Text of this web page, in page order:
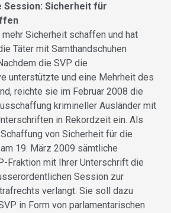
Sicherheit für
Sicherheit schaffen und hat
Täter mit Samthandschuhen
die SVP die
unterstützte und eine Mehrheit des
reichte sie im Februar 2008 die
krimineller Ausländer mit
in Rekordzeit ein. Als
von Sicherheit für die
19. März 2009 sämtliche
Fraktion mit Ihrer Unterschrift die
Session zur
verlangt. Sie soll dazu
in Form von parlamentarischen